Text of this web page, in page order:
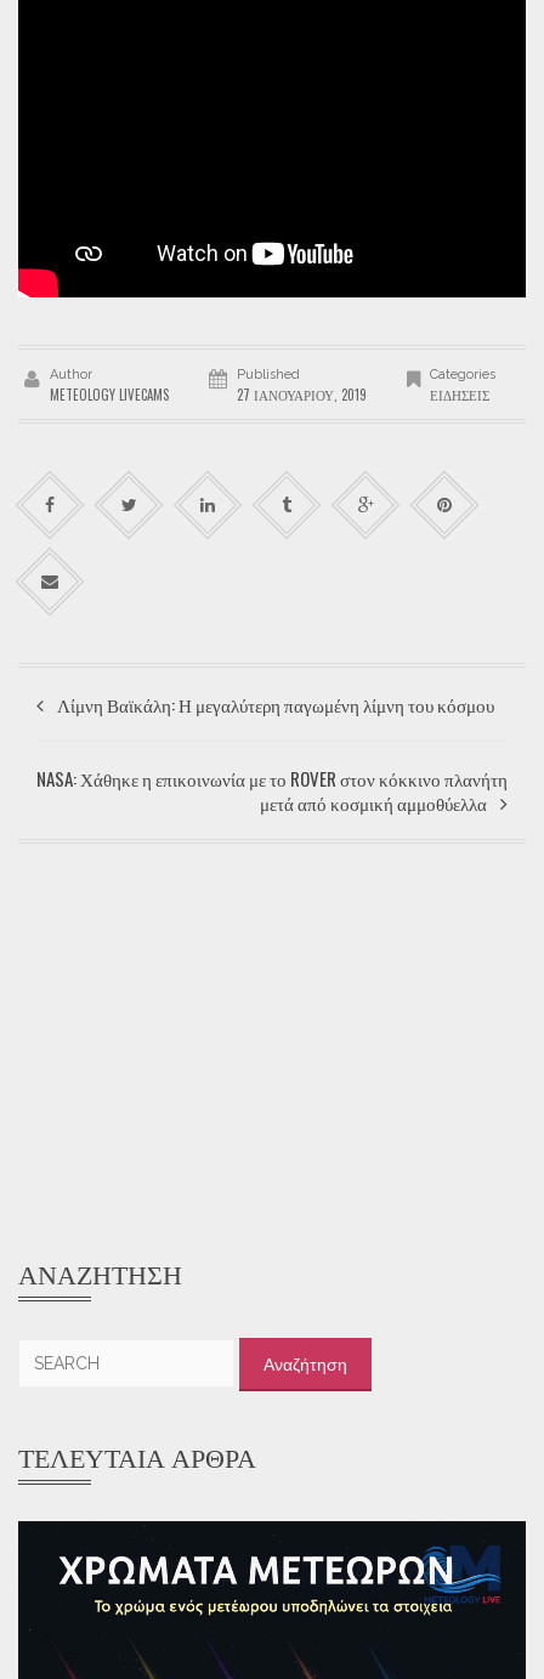
Author
METEOLOGY LIVECAMS
Published
27 ΙΑΝΟΥΑΡΊΟΥ, 2019
Categories
ΕΙΔΉΣΕΙΣ
Λίμνη Βαϊκάλη: Η μεγαλύτερη παγωμένη λίμνη του κόσμου
NASA: Χάθηκε η επικοινωνία με το ROVER στον κόκκινο πλανήτη
μετά από κοσμική αμμοθύελλα
ΑΝΑΖΉΤΗΣΗ
ΤΕΛΕΥΤΑΊΑ ΆΡΘΡΑ